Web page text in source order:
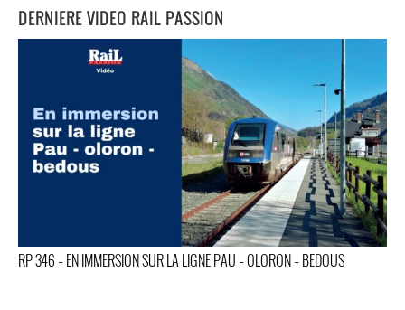
DERNIERE VIDEO RAIL PASSION
RP 346 – EN IMMERSION SUR LA LIGNE PAU – OLORON – BEDOUS